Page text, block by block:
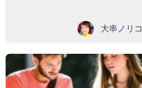
大串ノリコ